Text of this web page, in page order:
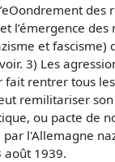
des
l’émergence des
et fascisme)
3) Les
fait rentrer tous
remilitariser son
ou pacte de
par l'Allemagne
août 1939.